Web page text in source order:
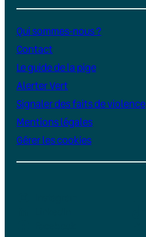
Qui sommes-nous ?
Contact
Le guide de la pige
Alerter Vert
Signaler des faits de violence
Mentions légales
Gérer les cookies